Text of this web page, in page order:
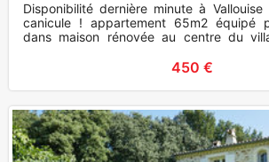
Disponibilité dernière minute à
canicule ! appartement 65m2 équipé
dans maison rénovée au centre du
450 €